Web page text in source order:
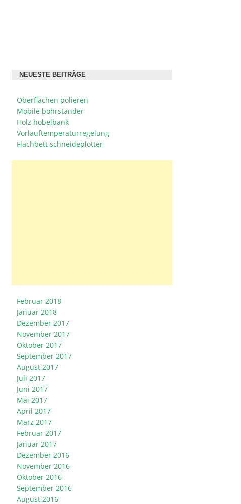
NEUESTE BEITRÄGE
Oberflächen polieren
Mobile bohrständer
Holz hobelbank
Vorlauftemperaturregelung
Flachbett schneideplotter
Februar 2018
Januar 2018
Dezember 2017
November 2017
Oktober 2017
September 2017
August 2017
Juli 2017
Juni 2017
Mai 2017
April 2017
März 2017
Februar 2017
Januar 2017
Dezember 2016
November 2016
Oktober 2016
September 2016
August 2016